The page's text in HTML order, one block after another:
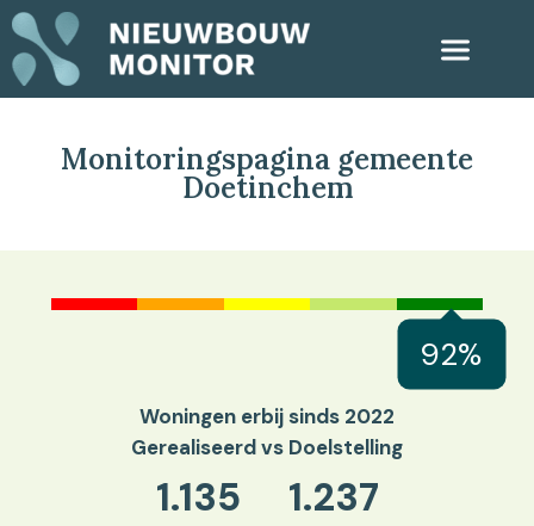
Monitoringspagina gemeente
Doetinchem
92%
Woningen erbij sinds 2022
Gerealiseerd vs Doelstelling
1.135 1.237